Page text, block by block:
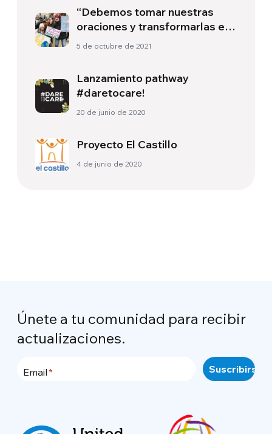
“Debemos tomar nuestras
oraciones y transformarlas en
acciones”
5 de octubre de 2021
Lanzamiento pathway
#daretocare!
20 de junio de 2020
Proyecto El Castillo
4 de junio de 2020
Únete a tu comunidad para recibir
actualizaciones.
Email